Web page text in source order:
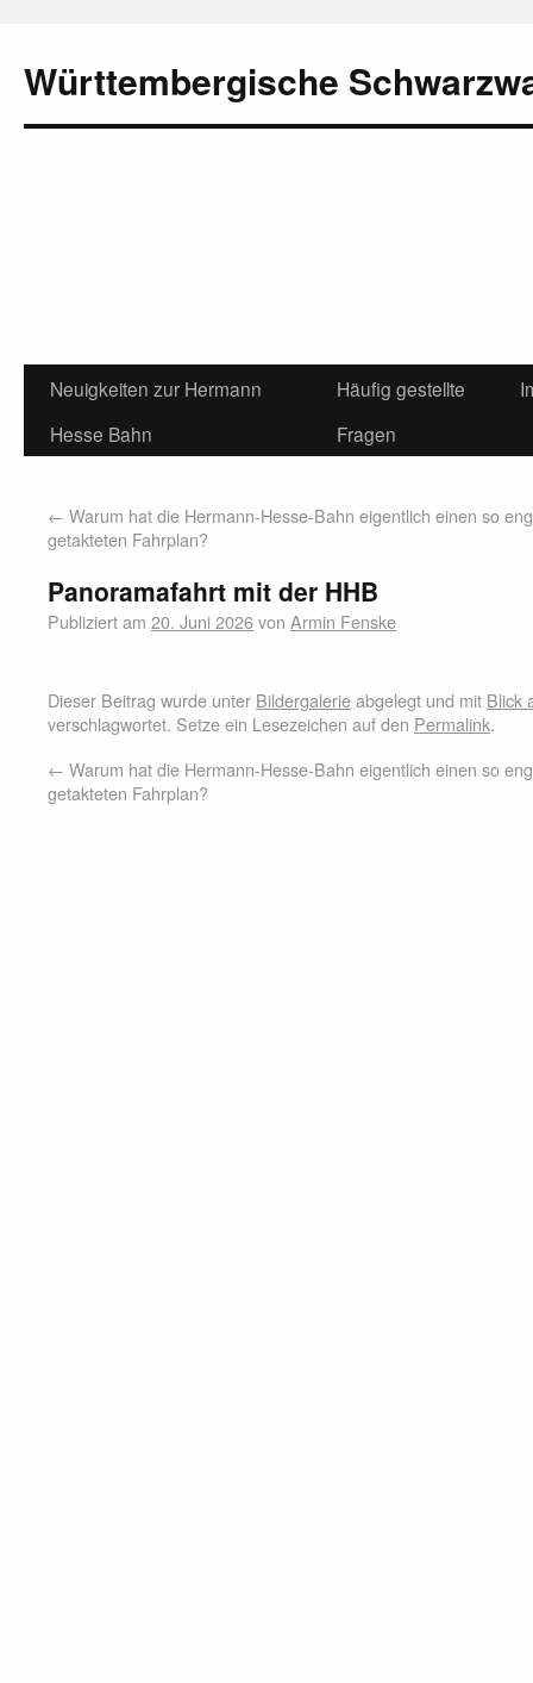
Württembergische
Neuigkeiten zur Hermann
Hesse Bahn
Häufig gestellte
Fragen
← Warum hat die Hermann-Hesse-Bahn eigentlich einen so eng
getakteten Fahrplan?
Panoramafahrt mit der HHB
Publiziert am 20. Juni 2026von Armin Fenske
Dieser Beitrag wurde unter Bildergalerieabgelegt und mit Blick
verschlagwortet. Setze ein Lesezeichen auf den Permalink.
← Warum hat die Hermann-Hesse-Bahn eigentlich einen so eng
getakteten Fahrplan?